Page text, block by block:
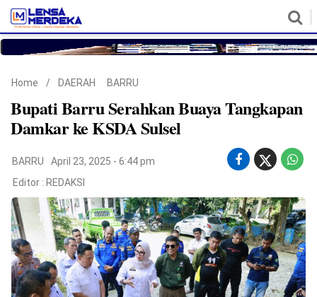
©
Copyright
2026
Lensa
Merdeka
Home / DAERAH BARRU
Bupati Barru Serahkan Buaya Tangkapan
Damkar ke KSDA Sulsel
BARRU
April 23, 2025 - 6:44 pm
Editor : REDAKSI